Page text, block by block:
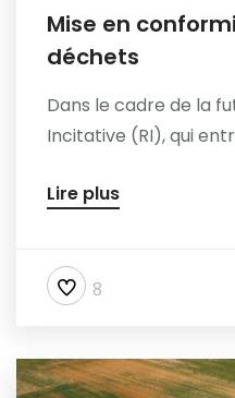
Mise en
déchets
Dans le cadre de la
Incitative (RI), qui
Lire plus
8